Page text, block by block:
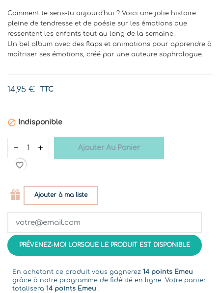
Comment te sens-tu aujourd’hui ? Voici une jolie histoire
pleine de tendresse et de poésie sur les émotions que
ressentent les enfants tout au long de la semaine.
Un bel album avec des flaps et animations pour apprendre à
maîtriser ses émotions, créé par une auteure sophrologue.
14,95 € TTC
 Indisponible
Ajouter Au Panier
favorite_border
Ajouter à ma liste
PRÉVENEZ-MOI LORSQUE LE PRODUIT EST DISPONIBLE
En achetant ce produit vous gagnerez 14 points Emeu
grâce à notre programme de fidélité en ligne. Votre panier
totalisera 14 points Emeu .